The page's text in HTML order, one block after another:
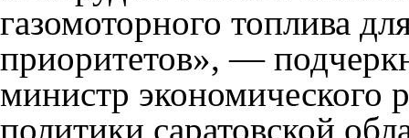
газомоторного топлива
приоритетов», —
министр экономического
политики саратовской